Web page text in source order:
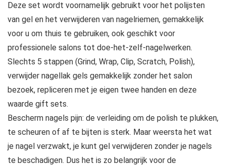
Deze set wordt voornamelijk gebruikt voor het polijsten
van gel en het verwijderen van nagelriemen, gemakkelijk
voor u om thuis te gebruiken, ook geschikt voor
professionele salons tot doe-het-zelf-nagelwerken.
Slechts 5 stappen (Grind, Wrap, Clip, Scratch, Polish),
verwijder nagellak gels gemakkelijk zonder het salon
bezoek, repliceren met je eigen twee handen en deze
waarde gift sets.
Bescherm nagels pijn: de verleiding om de polish te plukken,
te scheuren of af te bijten is sterk. Maar weersta het wat
je nagel verzwakt, je kunt gel verwijderen zonder je nagels
te beschadigen. Dus het is zo belangrijk voor de